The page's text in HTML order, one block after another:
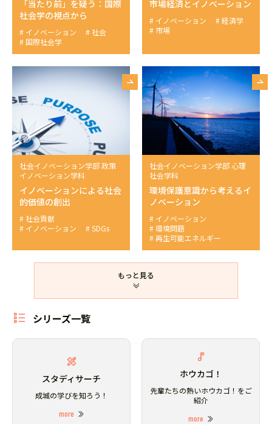
「当たり前」を疑う：国際
社会学の視点から
イノベーション
社会
国際社会学
市場経済とイノベーション
イノベーション
経済学
市場
社会イノベーション学部 政策
イノベーション学科
イノベーションによる社会
的価値の創出
社会貢献
イノベーション
SDGs
社会イノベーション学部 心理
社会学科
環境保護意識から考えるイ
ノベーション
イノベーション
環境問題
再生可能エネルギー
もっと見る
シリーズ一覧
スタディサーチ
成城の学びを知ろう！
more
ホウカゴ！
先輩たちの熱いホウカゴ！をご
紹介
more